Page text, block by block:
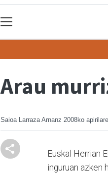
Arau
Saioa Larraza Arnanz 2008ko
Euskal Herrian
inguruan azken